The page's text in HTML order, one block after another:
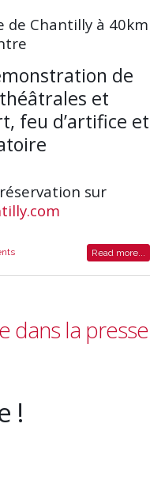
de Chantilly à 40km
de
et
feu d’artifice et
sur
Read more...
dans la presse
!